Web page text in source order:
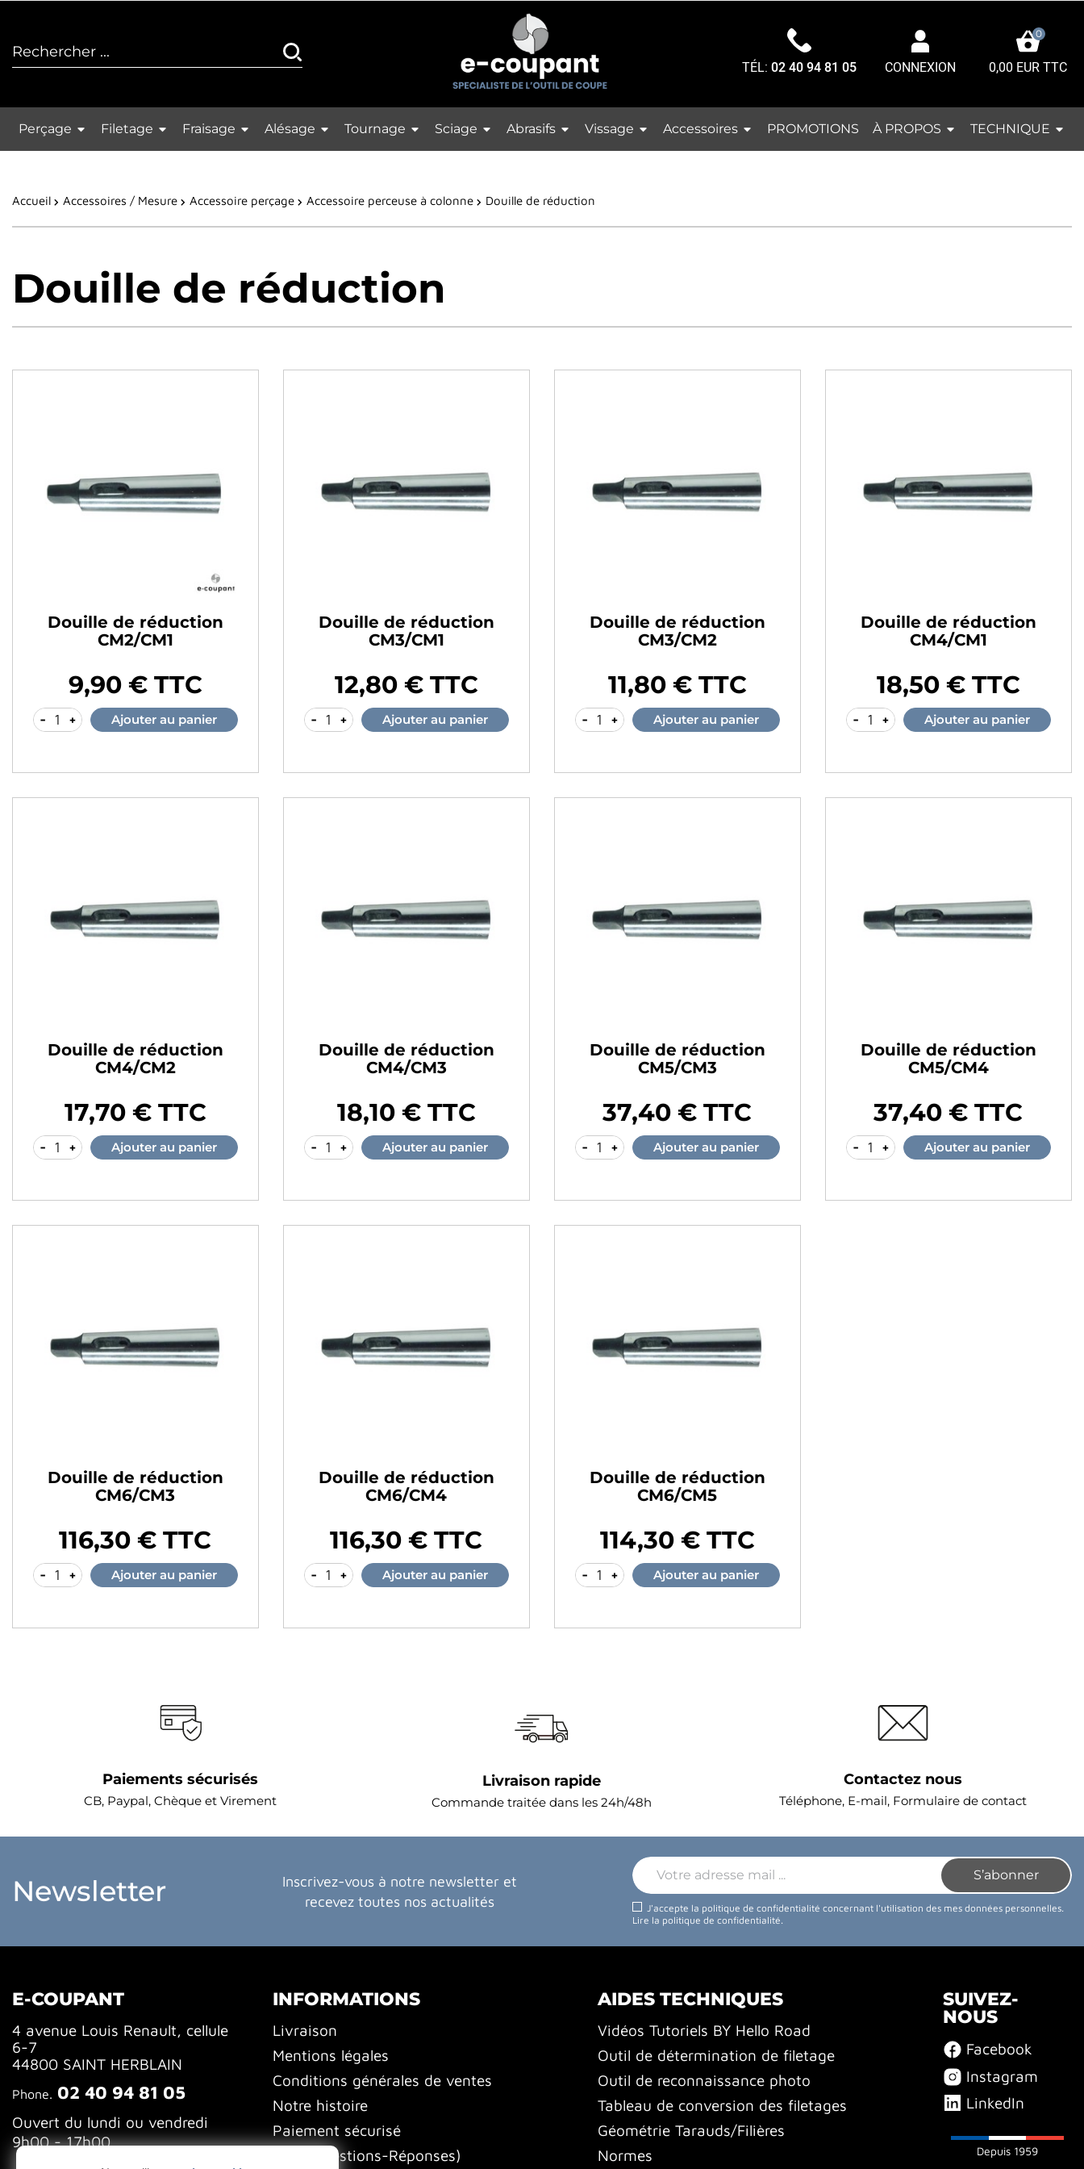
TÉL:02 40 94 81 05 CONNEXION
0
0,00 EUR TTC
Perçage Filetage Fraisage Alésage Tournage Sciage Abrasifs Vissage Accessoires PROMOTIONS À PROPOS TECHNIQUE
Accueil Accessoires / Mesure Accessoire perçage Accessoire perceuse à colonne Douille de réduction
Douille de réduction
Douille de réduction
CM2/CM1
9,90 € TTC
- + Ajouter au panier
Douille de réduction
CM3/CM1
12,80 € TTC
- + Ajouter au panier
Douille de réduction
CM3/CM2
11,80 € TTC
- + Ajouter au panier
Douille de réduction
CM4/CM1
18,50 € TTC
- + Ajouter au panier
Douille de réduction
CM4/CM2
17,70 € TTC
- + Ajouter au panier
Douille de réduction
CM4/CM3
18,10 € TTC
- + Ajouter au panier
Douille de réduction
CM5/CM3
Prix37,40 € TTC
- + Ajouter au panier
Douille de réduction
CM5/CM4
Prix37,40 € TTC
- + Ajouter au panier
Douille de réduction
CM6/CM3
116,30 € TTC
- + Ajouter au panier
Douille de réduction
CM6/CM4
116,30 € TTC
- + Ajouter au panier
Douille de réduction
CM6/CM5
114,30 € TTC
- + Ajouter au panier
Paiements sécurisés
CB, Paypal, Chèque et Virement
Livraison rapide
Commande traitée dans les 24h/48h
Contactez nous
Téléphone, E-mail, Formulaire de contact
Newsletter
Inscrivez-vous à notre newsletter et
recevez toutes nos actualités
J'accepte la politique de confidentialité concernant l'utilisation des mes données personnelles.
Lire la politique de confidentialité.
E-COUPANT
4 avenue Louis Renault, cellule
6-7
44800 SAINT HERBLAIN
Phone. 02 40 94 81 05
Ouvert du lundi ou vendredi
9h00 - 17h00
INFORMATIONS
Livraison
Mentions légales
Conditions générales de ventes
Notre histoire
Paiement sécurisé
FAQ (Questions-Réponses)
AIDES TECHNIQUES
Vidéos Tutoriels BY Hello Road
Outil de détermination de filetage
Outil de reconnaissance photo
Tableau de conversion des filetages
Géométrie Tarauds/Filières
Normes
SUIVEZ-
NOUS
Facebook
Instagram
LinkedIn
Depuis 1959